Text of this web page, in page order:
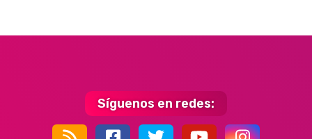
Síguenos en redes: